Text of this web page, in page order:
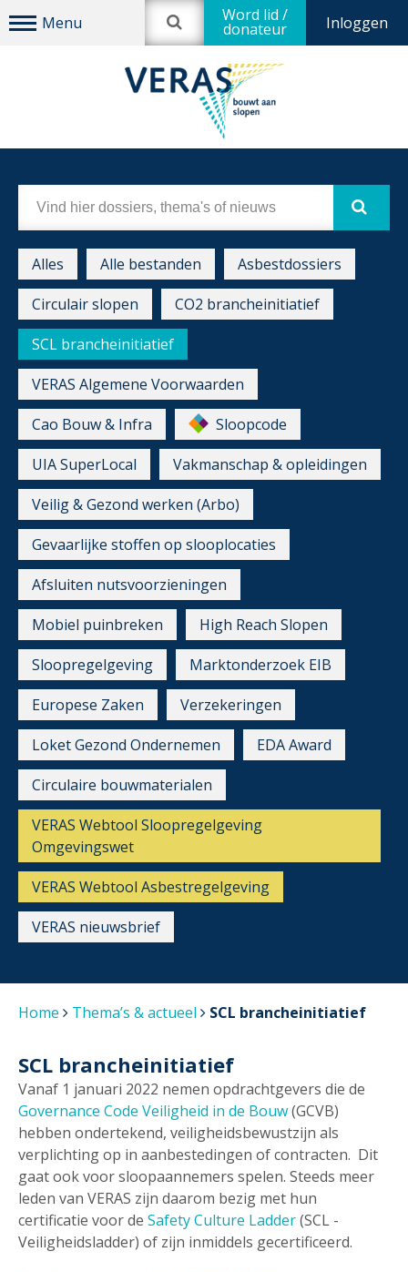
Inloggen
Word lid /
donateur
Alles Alle bestanden
Asbestdossiers
Circulair slopen
CO2 brancheinitiatief
SCL brancheinitiatief
VERAS Algemene Voorwaarden
Cao Bouw & Infra
Sloopcode
UIA SuperLocal
Vakmanschap & opleidingen
Veilig & Gezond werken (Arbo)
Gevaarlijke stoffen op slooplocaties
Afsluiten nutsvoorzieningen
Mobiel puinbreken
High Reach Slopen
Sloopregelgeving
Marktonderzoek EIB
Europese Zaken
Verzekeringen
Loket Gezond Ondernemen
EDA Award
Circulaire bouwmaterialen
VERAS Webtool Sloopregelgeving
Omgevingswet
VERAS Webtool Asbestregelgeving
VERAS nieuwsbrief
Home Thema’s & actueel SCL brancheinitiatief
SCL brancheinitiatief
Vanaf 1 januari 2022 nemen opdrachtgevers die de
Governance Code Veiligheid in de Bouw(GCVB)
hebben ondertekend, veiligheidsbewustzijn als
verplichting op in aanbestedingen of contracten. Dit
gaat ook voor sloopaannemers spelen. Steeds meer
leden van VERAS zijn daarom bezig met hun
certificatie voor de Safety Culture Ladder(SCL -
Veiligheidsladder) of zijn inmiddels gecertificeerd.